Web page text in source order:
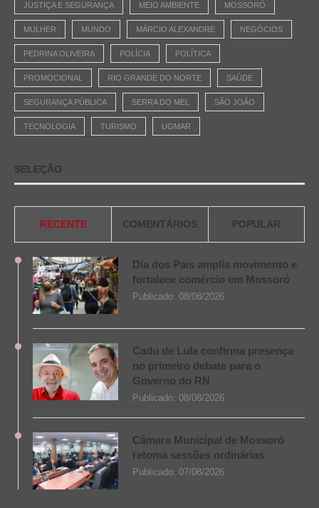
JUSTIÇA E SEGURANÇA MEIO AMBIENTE MOSSORÓ
MULHER MUNDO MÁRCIO ALEXANDRE NEGÓCIOS
PEDRINA OLIVEIRA POLÍCIA POLÍTICA
PROMOCIONAL RIO GRANDE DO NORTE SAÚDE
SEGURANÇA PÚBLICA SERRA DO MEL SÃO JOÃO
TECNOLOGIA TURISMO UGMAR
SELEÇÃO
RECENTE COMENTÁRIOS POPULAR
Dia dos Pais amplia movimento e
fortalece comércio em Mossoró
Publicado: 08/08/2026
Cadu de Lula confirma presença
no primeiro debate para o
Governo do RN
Publicado: 08/08/2026
Câmara Municipal de Mossoró
retoma sessões ordinárias
Publicado: 07/08/2026